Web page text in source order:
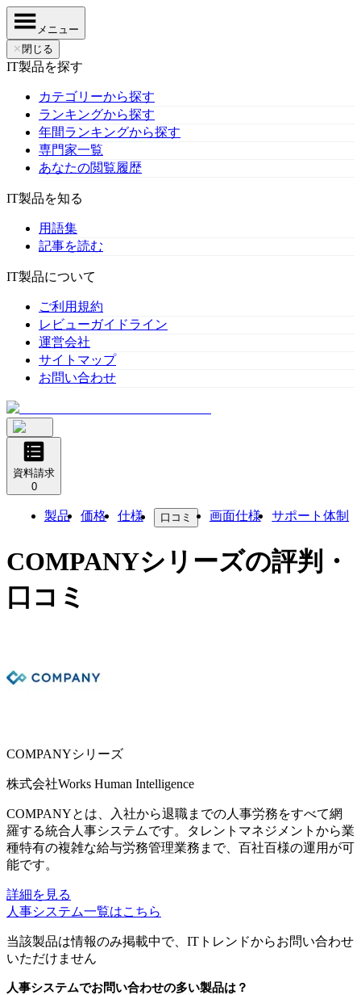
メニュー
✕ 閉じる
IT製品を探す
カテゴリーから探す
ランキングから探す
年間ランキングから探す
専門家一覧
あなたの閲覧履歴
IT製品を知る
用語集
記事を読む
IT製品について
ご利用規約
レビューガイドライン
運営会社
サイトマップ
お問い合わせ
資料請求
0
製品 価格 仕様 口コミ 画面仕様 サポート体制
COMPANYシリーズの評判・
口コミ
COMPANYシリーズ
株式会社Works Human Intelligence
COMPANYとは、入社から退職までの人事労務をすべて網
羅する統合人事システムです。タレントマネジメントから業
種特有の複雑な給与労務管理業務まで、百社百様の運用が可
能です。
詳細を見る
人事システム一覧はこちら
当該製品は情報のみ掲載中で、ITトレンドからお問い合わせ
いただけません
人事システムでお問い合わせの多い製品は？